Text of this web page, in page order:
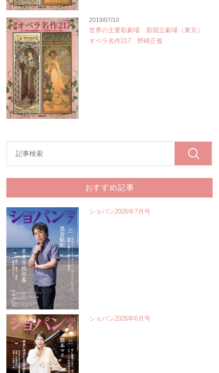
2019/07/10
世界の主要歌劇場 新国立劇場（東京）
オペラ名作217 野崎正俊
おすすめ記事
ショパン2026年7月号
ショパン2026年6月号